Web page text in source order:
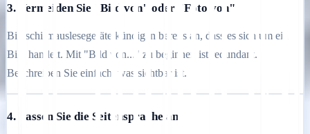
3. Vermeiden Sie "Bild von" oder "Foto von"
Bildschirmauslesegeräte kündigen bereits an, dass es sich um ein
Bild handelt. Mit "Bild von..." zu beginnen ist redundant.
Beschreiben Sie einfach, was sichtbar ist.
4. Passen Sie die Seitensprache an